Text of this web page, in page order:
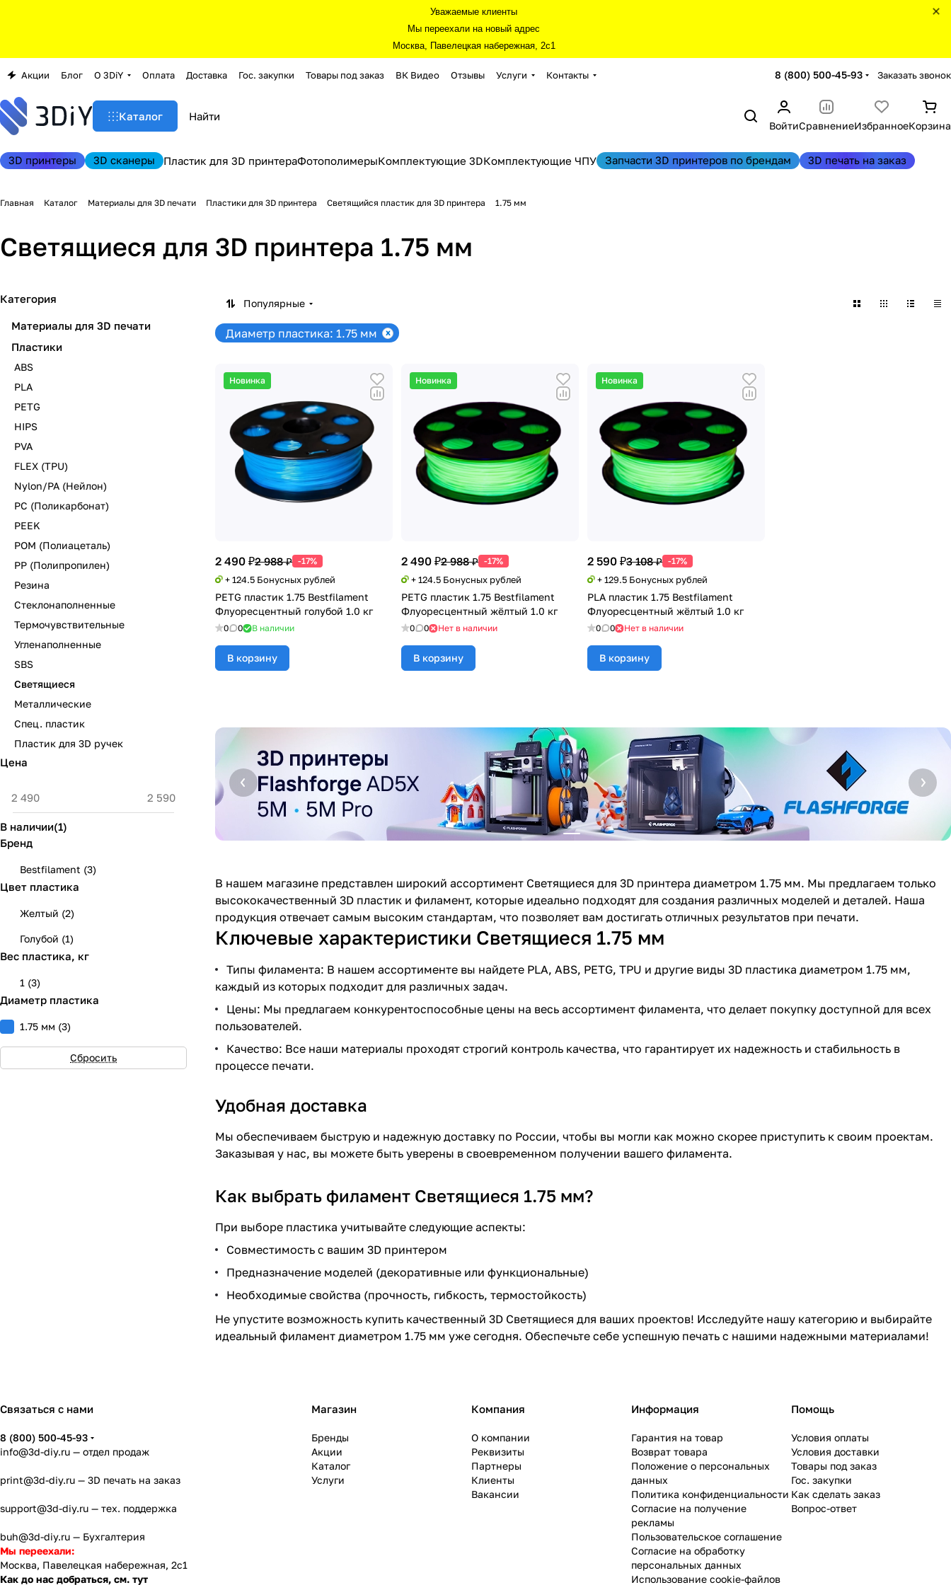
Уважаемые клиенты
Мы переехали на новый адрес
Москва, Павелецкая набережная, 2с1
Акции Блог О 3DiY Оплата Доставка Гос. закупки Товары под заказ ВК Видео Отзывы Услуги Контакты 8 (800) 500-45-93 Заказать звонок
Каталог
ВойтиСравнениеИзбранноеКорзина
3D принтеры 3D сканеры Пластик для 3D принтераФотополимерыКомплектующие 3DКомплектующие ЧПУ Запчасти 3D принтеров по брендам 3D печать на заказ
Главная Каталог Материалы для 3D печати Пластики для 3D принтера Светящийся пластик для 3D принтера 1.75 мм
Светящиеся для 3D принтера 1.75 мм
Популярные
Диаметр пластика: 1.75 мм
Новинка
2 490 ₽2 988 ₽ -17%
+ 124.5 Бонусных рублей
PETG пластик 1.75 Bestfilament
Флуоресцентный голубой 1.0 кг
0 0 В наличии
В корзину
Новинка
2 490 ₽2 988 ₽ -17%
+ 124.5 Бонусных рублей
PETG пластик 1.75 Bestfilament
Флуоресцентный жёлтый 1.0 кг
0 0 Нет в наличии
В корзину
Новинка
2 590 ₽3 108 ₽ -17%
+ 129.5 Бонусных рублей
PLA пластик 1.75 Bestfilament
Флуоресцентный жёлтый 1.0 кг
0 0 Нет в наличии
В корзину
В нашем магазине представлен широкий ассортимент Светящиеся для 3D принтера диаметром 1.75 мм. Мы предлагаем только
высококачественный 3D пластик и филамент, которые идеально подходят для создания различных моделей и деталей. Наша
продукция отвечает самым высоким стандартам, что позволяет вам достигать отличных результатов при печати.
Ключевые характеристики Светящиеся 1.75 мм
Типы филамента: В нашем ассортименте вы найдете PLA, ABS, PETG, TPU и другие виды 3D пластика диаметром 1.75 мм,
каждый из которых подходит для различных задач.
Цены: Мы предлагаем конкурентоспособные цены на весь ассортимент филамента, что делает покупку доступной для всех
пользователей.
Качество: Все наши материалы проходят строгий контроль качества, что гарантирует их надежность и стабильность в
процессе печати.
Удобная доставка
Мы обеспечиваем быструю и надежную доставку по России, чтобы вы могли как можно скорее приступить к своим проектам.
Заказывая у нас, вы можете быть уверены в своевременном получении вашего филамента.
Как выбрать филамент Светящиеся 1.75 мм?
При выборе пластика учитывайте следующие аспекты:
Совместимость с вашим 3D принтером
Предназначение моделей (декоративные или функциональные)
Необходимые свойства (прочность, гибкость, термостойкость)
Не упустите возможность купить качественный 3D Светящиеся для ваших проектов! Исследуйте нашу категорию и выбирайте
идеальный филамент диаметром 1.75 мм уже сегодня. Обеспечьте себе успешную печать с нашими надежными материалами!
Категория
Материалы для 3D печати
Пластики
ABS
PLA
PETG
HIPS
PVA
FLEX (TPU)
Nylon/PA (Нейлон)
PC (Поликарбонат)
PEEK
POM (Полиацеталь)
PP (Полипропилен)
Резина
Стеклонаполненные
Термочувствительные
Угленаполненные
SBS
Светящиеся
Металлические
Спец. пластик
Пластик для 3D ручек
Цена
В наличии(1)
Бренд
Bestfilament (3)
Цвет пластика
Желтый (2)
Голубой (1)
Вес пластика, кг
1 (3)
Диаметр пластика
1.75 мм (3)
Сбросить
Связаться с нами
8 (800) 500-45-93
info@3d-diy.ru — отдел продаж
print@3d-diy.ru — 3D печать на заказ
support@3d-diy.ru — тех. поддержка
buh@3d-diy.ru — Бухгалтерия
Мы переехали:
Москва, Павелецкая набережная, 2с1
Как до нас добраться, см. тут
Магазин
Бренды
Акции
Каталог
Услуги
Компания
О компании
Реквизиты
Партнеры
Клиенты
Вакансии
Информация
Гарантия на товар
Возврат товара
Положение о персональных
данных
Политика конфиденциальности
Согласие на получение
рекламы
Пользовательское соглашение
Согласие на обработку
персональных данных
Использование cookie-файлов
Помощь
Условия оплаты
Условия доставки
Товары под заказ
Гос. закупки
Как сделать заказ
Вопрос-ответ